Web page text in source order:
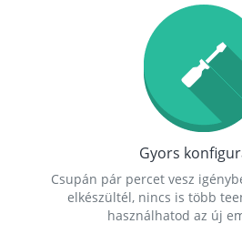
Gyors
Csupán pár percet vesz
elkészültél, nincs is több
használhatod az új